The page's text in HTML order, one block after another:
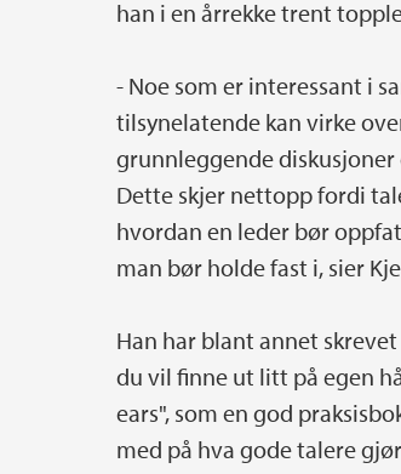
han i en årrekke trent
­- Noe som er interessant i
tilsynelatende kan virke
grunnleggende
Dette skjer nettopp fordi
hvordan en leder bør
man bør holde fast i, sier
Han har blant annet
du vil finne ut litt på egen
ears", som en god
med på hva gode talere